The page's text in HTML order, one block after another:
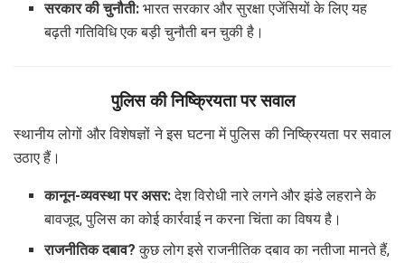
सरकार की चुनौती: भारत सरकार और सुरक्षा एजेंसियों के लिए यह
बढ़ती गतिविधि एक बड़ी चुनौती बन चुकी है।
पुलिस की निष्क्रियता पर सवाल
स्थानीय लोगों और विशेषज्ञों ने इस घटना में पुलिस की निष्क्रियता पर सवाल
उठाए हैं।
कानून-व्यवस्था पर असर:देश विरोधी नारे लगने और झंडे लहराने के
बावजूद, पुलिस का कोई कार्रवाई न करना चिंता का विषय है।
राजनीतिक दबाव? कुछ लोग इसे राजनीतिक दबाव का नतीजा मानते हैं,